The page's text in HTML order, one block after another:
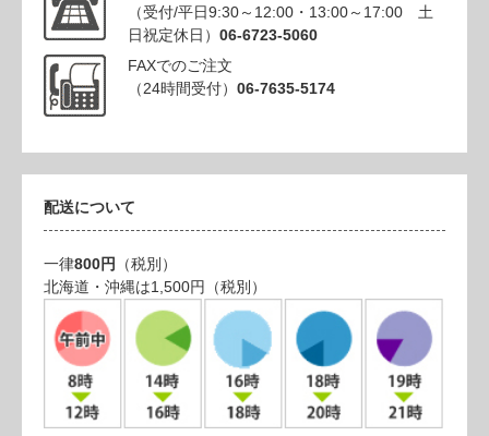
（受付/平日9:30～12:00・13:00～17:00 土
日祝定休日） 06-6723-5060
FAXでのご注文
（24時間受付） 06-7635-5174
配送について
一律800円
（税別）
北海道・沖縄は1,500円（税別）